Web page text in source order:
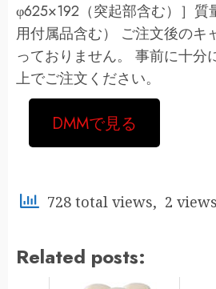
φ625×192（突起部含む）］質
用付属品含む） ご注文後のキ
っておりません。 事前に十分
上でご注文ください。
DMMで見る
728 total views, 2
Related posts: